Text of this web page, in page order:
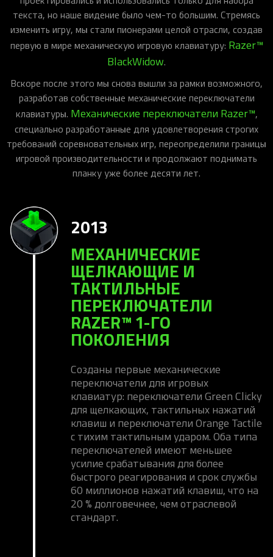
текста, но наше видение было чем-то большим. Стремясь
изменить игру, мы стали пионерами целой отрасли, создав
первую в мире механическую игровую клавиатуру: Razer™
BlackWidow.
Вскоре после этого мы снова вышли за рамки возможного,
разработав собственные механические переключатели
клавиатуры. Механические переключатели Razer™,
специально разработанные для удовлетворения строгих
требований соревновательных игр, переопределили границы
игровой производительности и продолжают поднимать
планку уже более десяти лет.
2013
МЕХАНИЧЕСКИЕ
ЩЕЛКАЮЩИЕ И
ТАКТИЛЬНЫЕ
ПЕРЕКЛЮЧАТЕЛИ
RAZER™ 1-ГО
ПОКОЛЕНИЯ
Созданы первые механические
переключатели для игровых
клавиатур: переключатели Green Clicky
для щелкающих, тактильных нажатий
клавиш и переключатели Orange Tactile
с тихим тактильным ударом. Оба типа
переключателей имеют меньшее
усилие срабатывания для более
быстрого реагирования и срок службы
60 миллионов нажатий клавиш, что на
20 % долговечнее, чем отраслевой
стандарт.